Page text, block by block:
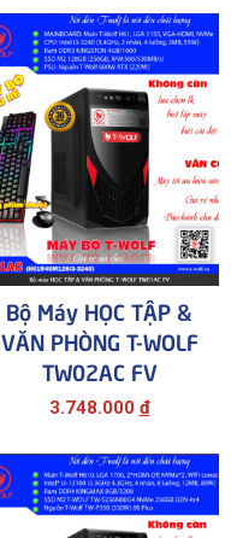
Bộ Máy HỌC TẬP &
VĂN PHÒNG T-WOLF
TW02AC FV
3.748.000 đ